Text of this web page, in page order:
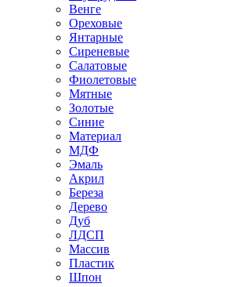
Венге
Ореховые
Янтарные
Сиреневые
Салатовые
Фиолетовые
Мятные
Золотые
Синие
Материал
МДФ
Эмаль
Акрил
Береза
Дерево
Дуб
ЛДСП
Массив
Пластик
Шпон